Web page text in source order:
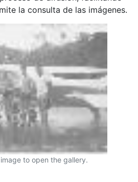
la consulta de las imágenes.
to open the gallery.